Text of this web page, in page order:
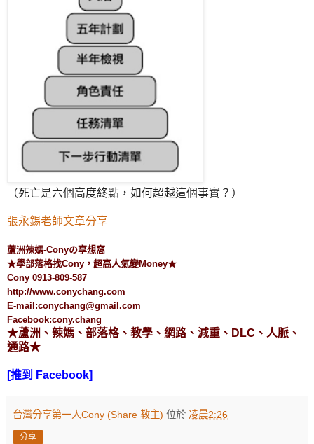
（死亡是六個高度終點，如何超越這個事實？）
張永錫老師文章分享
蘆洲辣媽-Conyの享想窩
★學部落格找Cony，超高人氣變Money★
Cony 0913-809-587
http://www.conychang.com
E-mail:conychang@gmail.com
Facebook:cony.chang
★蘆洲、辣媽、部落格、教學、網路、減重、DLC、人脈、
通路★
[推到 Facebook]
台灣分享第一人Cony (Share 教主) 位於 凌晨2:26
分享